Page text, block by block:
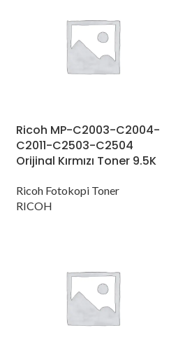
Ricoh MP-C2003-C2004-
C2011-C2503-C2504
Orijinal Kırmızı Toner 9.5K
Ricoh Fotokopi Toner
RICOH